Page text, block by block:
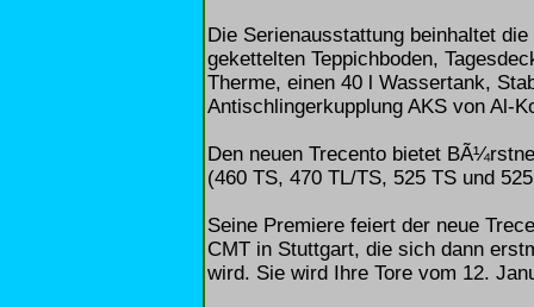
Die Serienausstattung beinhaltet
gekettelten Teppichboden,
Therme, einen 40 l Wassertank,
Antischlingerkupplung AKS von Al-
Den neuen Trecento bietet
(460 TS, 470 TL/TS, 525 TS und
Seine Premiere feiert der neue
CMT in Stuttgart, die sich dann
wird. Sie wird Ihre Tore vom 12.